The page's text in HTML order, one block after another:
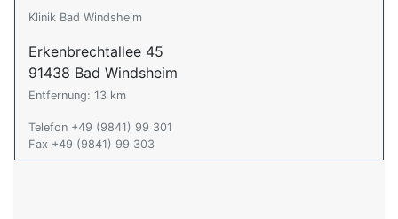
Klinik Bad Windsheim
Erkenbrechtallee 45
91438 Bad Windsheim
Entfernung: 13 km
Telefon +49 (9841) 99 301
Fax +49 (9841) 99 303